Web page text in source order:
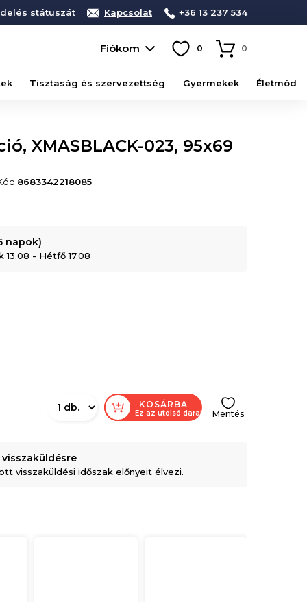
státuszát Kapcsolat +36 13 237 534
Fiókom 0 0
Tisztaság és szervezettség Gyermekek Életmód
XMASBLACK-023, 95x69
8683342218085
napok)
- Hétfő 17.08
KOSÁRBA
Ez az utolsó darab Mentés
visszaküldési időszak előnyeit élvezi.